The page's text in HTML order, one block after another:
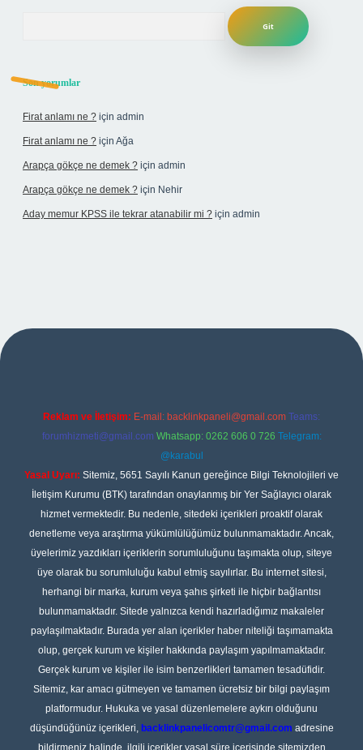
Son yorumlar
Firat anlamı ne ? için admin
Firat anlamı ne ? için Ağa
Arapça gökçe ne demek ? için admin
Arapça gökçe ne demek ? için Nehir
Aday memur KPSS ile tekrar atanabilir mi ? için admin
yeni giriş adresi
Reklam ve İletişim: E-mail: backlinkpaneli@gmail.com Teams:
forumhizmeti@gmail.com Whatsapp: 0262 606 0 726 Telegram:
@karabul
Yasal Uyarı: Sitemiz, 5651 Sayılı Kanun gereğince Bilgi Teknolojileri ve
İletişim Kurumu (BTK) tarafından onaylanmış bir Yer Sağlayıcı olarak
hizmet vermektedir. Bu nedenle, sitedeki içerikleri proaktif olarak
denetleme veya araştırma yükümlülüğümüz bulunmamaktadır. Ancak,
üyelerimiz yazdıkları içeriklerin sorumluluğunu taşımakta olup, siteye
üye olarak bu sorumluluğu kabul etmiş sayılırlar. Bu internet sitesi,
herhangi bir marka, kurum veya şahıs şirketi ile hiçbir bağlantısı
bulunmamaktadır. Sitede yalnızca kendi hazırladığımız makaleler
paylaşılmaktadır. Burada yer alan içerikler haber niteliği taşımamakta
olup, gerçek kurum ve kişiler hakkında paylaşım yapılmamaktadır.
Gerçek kurum ve kişiler ile isim benzerlikleri tamamen tesadüfidir.
Sitemiz, kar amacı gütmeyen ve tamamen ücretsiz bir bilgi paylaşım
platformudur. Hukuka ve yasal düzenlemelere aykırı olduğunu
düşündüğünüz içerikleri, backlinkpanelicomtr@gmail.com adresine
bildirmeniz halinde, ilgili içerikler yasal süre içerisinde sitemizden